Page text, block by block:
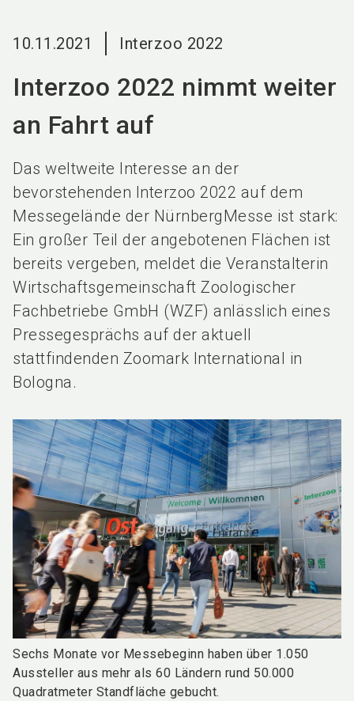
10.11.2021 Interzoo 2022
Interzoo 2022 nimmt weiter
an Fahrt auf
Das weltweite Interesse an der
bevorstehenden Interzoo 2022 auf dem
Messegelände der NürnbergMesse ist stark:
Ein großer Teil der angebotenen Flächen ist
bereits vergeben, meldet die Veranstalterin
Wirt­schafts­gemeinschaft Zoologischer
Fachbetriebe GmbH (WZF) anlässlich eines
Pressegesprächs auf der aktuell
stattfindenden Zoomark International in
Bologna.
Sechs Monate vor Messebeginn haben über 1.050
Aussteller aus mehr als 60 Ländern rund 50.000
Quadratmeter Standfläche gebucht.